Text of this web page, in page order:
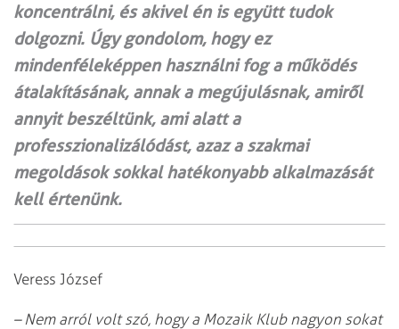
koncentrálni, és akivel én is együtt tudok
dolgozni. Úgy gondolom, hogy ez
mindenféleképpen használni fog a működés
átalakításának, annak a megújulásnak, amiről
annyit beszéltünk, ami alatt a
professzionalizálódást, azaz a szakmai
megoldások sokkal hatékonyabb alkalmazását
kell értenünk.
Veress József
– Nem arról volt szó, hogy a Mozaik Klub nagyon sokat